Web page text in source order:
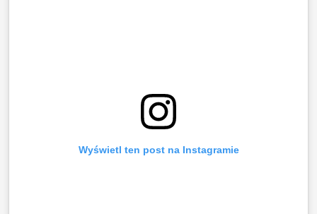
Wyświetl ten post na Instagramie